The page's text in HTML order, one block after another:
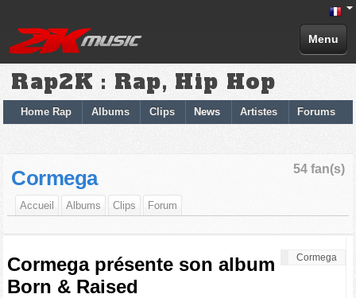
Menu
Rap2K : Rap, Hip Hop
Home Rap Albums Clips News Artistes Forums
54 fan(s)
Cormega
Accueil Albums Clips Forum
Cormega
Cormega présente son album
Born & Raised